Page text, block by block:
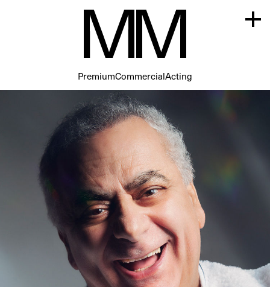
PremiumCommercialActing